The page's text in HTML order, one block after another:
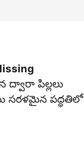
ద్వారా పిల్లలు
సరళమైన పద్ధతిలో